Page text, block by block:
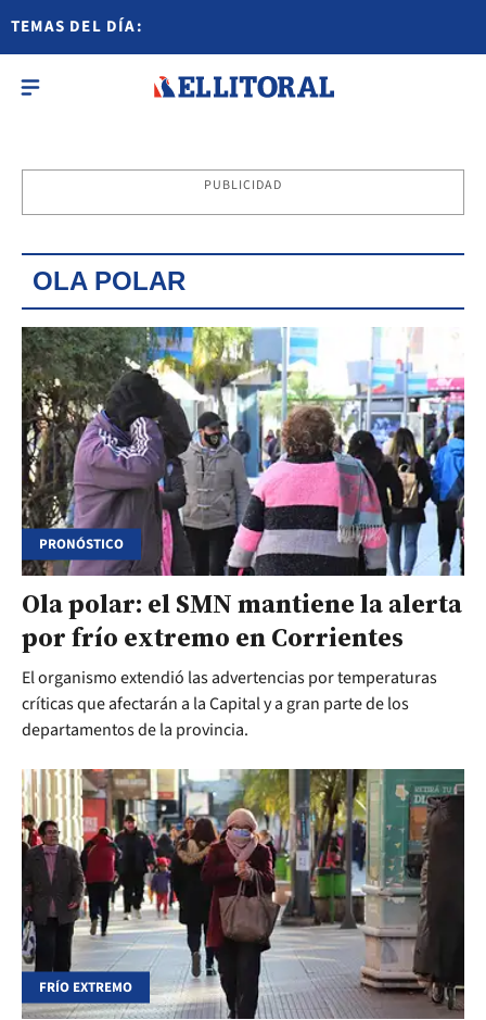
TEMAS DEL DÍA:
PUBLICIDAD
OLA POLAR
PRONÓSTICO
Ola polar: el SMN mantiene la alerta
por frío extremo en Corrientes
El organismo extendió las advertencias por temperaturas
críticas que afectarán a la Capital y a gran parte de los
departamentos de la provincia.
FRÍO EXTREMO